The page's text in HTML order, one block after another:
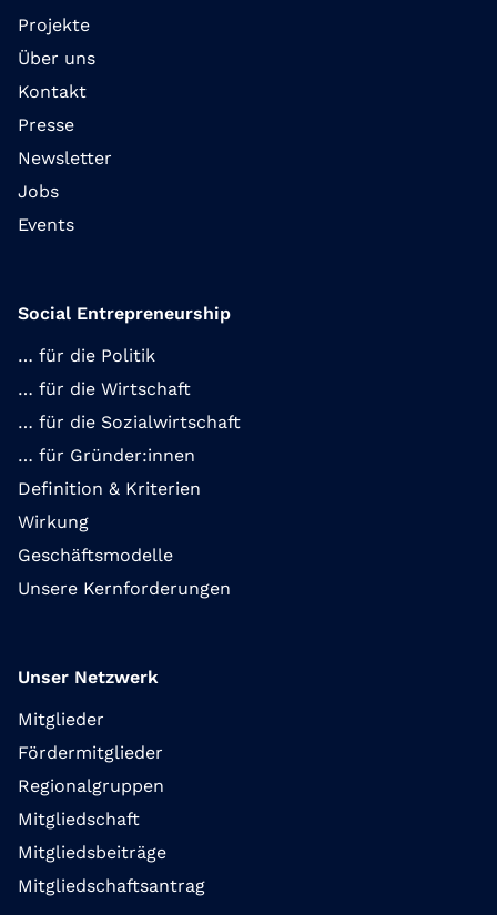
Projekte
Über uns
Kontakt
Presse
Newsletter
Jobs
Events
Social Entrepreneurship
… für die Politik
… für die Wirtschaft
… für die Sozialwirtschaft
… für Gründer:innen
Definition & Kriterien
Wirkung
Geschäftsmodelle
Unsere Kernforderungen
Unser Netzwerk
Mitglieder
Fördermitglieder
Regionalgruppen
Mitgliedschaft
Mitgliedsbeiträge
Mitgliedschaftsantrag